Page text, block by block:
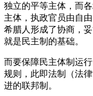
独立的平等主体，而
主体，执政官员由自
希腊人形成了协商，
就是民主制的基础。
而要保障民主体制运
规则，此即法制（法
进的联邦制。